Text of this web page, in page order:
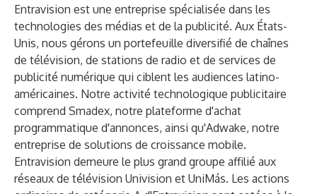
Entravision est une entreprise spécialisée dans les
technologies des médias et de la publicité. Aux États-
Unis, nous gérons un portefeuille diversifié de chaînes
de télévision, de stations de radio et de services de
publicité numérique qui ciblent les audiences latino-
américaines. Notre activité technologique publicitaire
comprend Smadex, notre plateforme d'achat
programmatique d'annonces, ainsi qu'Adwake, notre
entreprise de solutions de croissance mobile.
Entravision demeure le plus grand groupe affilié aux
réseaux de télévision Univision et UniMás. Les actions